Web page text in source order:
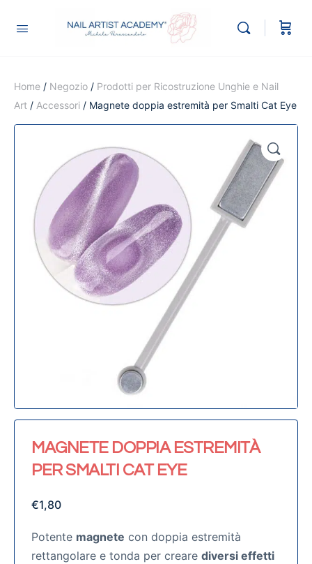
Home / Negozio / Prodotti per Ricostruzione Unghie e Nail
Art / Accessori / Magnete doppia estremità per Smalti Cat Eye
🔍
MAGNETE DOPPIA ESTREMITÀ
PER SMALTI CAT EYE
€1,80
Potente magnete con doppia estremità
rettangolare e tonda per creare diversi effetti